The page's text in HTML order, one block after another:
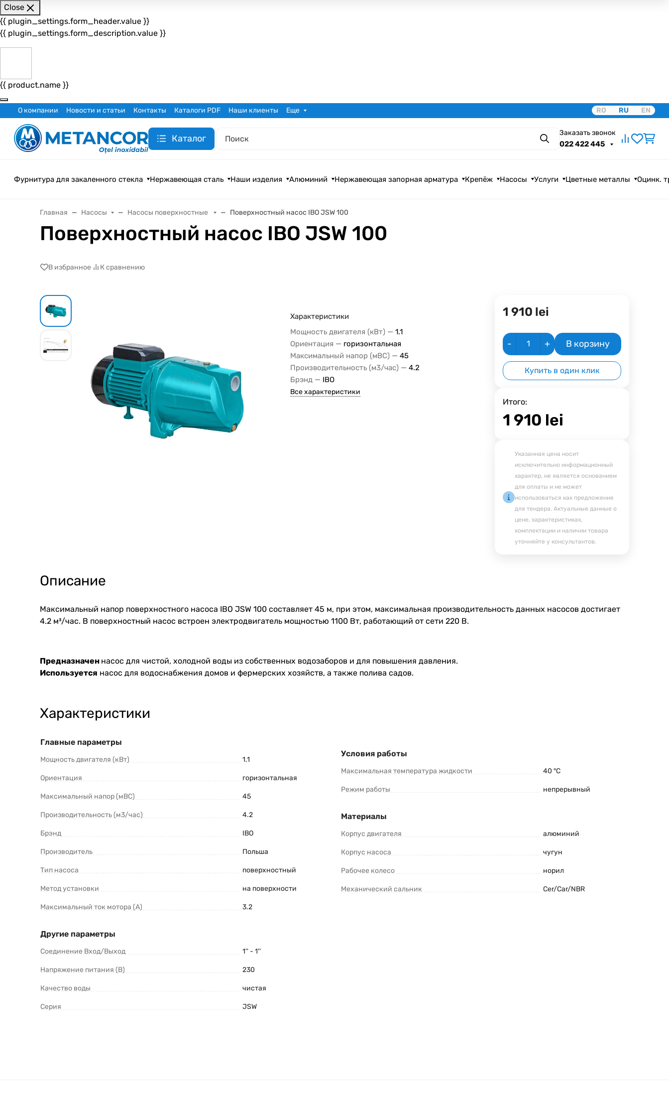
Close
{{ plugin_settings.form_header.value }}
{{ plugin_settings.form_description.value }}
{{ product.name }}
О компании Новости и статьи Контакты Каталоги PDF Наши клиенты Еще RO RU EN
Каталог Поиск
Заказать звонок
022 422 445
Фурнитура для закаленного стекла Нержавеющая сталь Наши изделия Алюминий Нержавеющая запорная арматура Крепёж Насосы Услуги Цветные металлы Оцинк.
Главная Насосы Насосы поверхностные Поверхностный насос IBO JSW 100
Поверхностный насос IBO JSW 100
В избранное К сравнению
Характеристики
Мощность двигателя (кВт) — 1.1
Ориентация — горизонтальная
Максимальный напор (мВС) — 45
Производительность (м3/час) — 4.2
Брэнд — IBO
Все характеристики
1 910 lei
- + В корзину
Купить в один клик
Итого:
1 910 lei
Указанная цена носит
исключительно информационный
характер, не является основанием
для оплаты и не может
использоваться как предложение
для тендера. Актуальные данные о
цене, характеристиках,
комплектации и наличии товара
уточняйте у консультантов.
Описание
Максимальный напор поверхностного насоса IBO JSW 100 составляет 45 м, при этом, максимальная производительность данных насосов достигает
4.2 м³/час. В поверхностный насос встроен электродвигатель мощностью 1100 Вт, работающий от сети 220 В.
Предназначен насос для чистой, холодной воды из собственных водозаборов и для повышения давления.
Используется насос для водоснабжения домов и фермерских хозяйств, а также полива садов.
Характеристики
Главные параметры
Мощность двигателя (кВт) 1.1
Ориентация горизонтальная
Максимальный напор (мВС) 45
Производительность (м3/час) 4.2
Брэнд IBO
Производитель Польша
Тип насоса поверхностный
Метод установки на поверхности
Максимальный ток мотора (А) 3.2
Другие параметры
Соединение Вход/Выход 1'' - 1''
Напряжение питания (В) 230
Качество воды чистая
Серия JSW
Условия работы
Максимальная температура жидкости 40 °C
Режим работы непрерывный
Материалы
Корпус двигателя алюминий
Корпус насоса чугун
Рабочее колесо норил
Механический сальник Cer/Car/NBR